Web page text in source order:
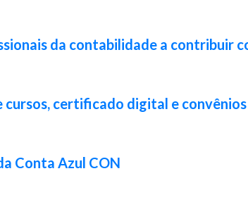
da contabilidade a contribuir
certificado digital e
Conta Azul CON